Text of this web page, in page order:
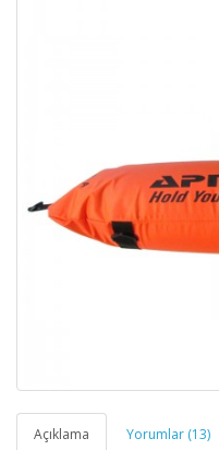
Açıklama Yorumlar (13)